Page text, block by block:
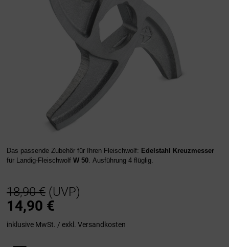
Das passende Zubehör für Ihren Fleischwolf: Edelstahl Kreuzmesser
für Landig-Fleischwolf W 50 . Ausführung 4 flüglig.
18,90 € (UVP)
14,90 €
inklusive MwSt. / exkl. Versandkosten